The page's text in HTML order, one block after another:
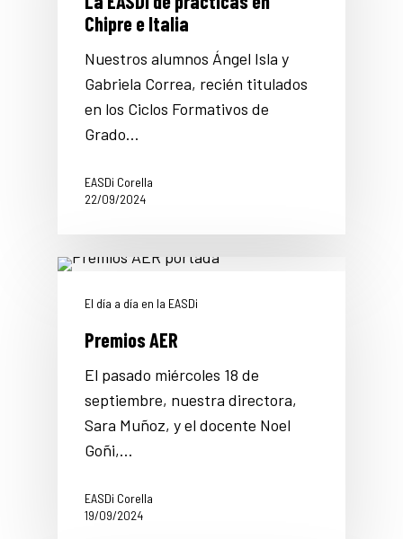
Chipre e Italia
Nuestros alumnos Ángel Isla y
Gabriela Correa, recién titulados
en los Ciclos Formativos de
Grado…
EASDi Corella
22/09/2024
El día a día en la EASDi
Premios AER
El pasado miércoles 18 de
septiembre, nuestra directora,
Sara Muñoz, y el docente Noel
Goñi,…
EASDi Corella
19/09/2024